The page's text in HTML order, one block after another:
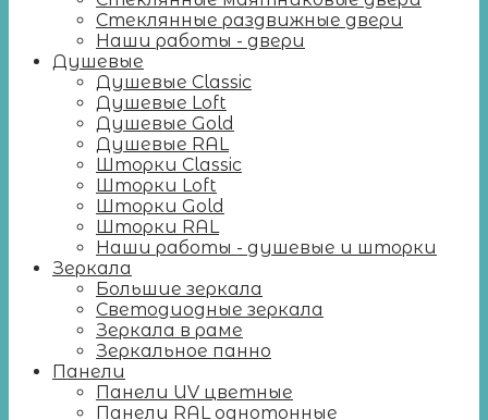
Стеклянные раздвижные двери
Наши работы - двери
Душевые
Душевые Classic
Душевые Loft
Душевые Gold
Душевые RAL
Шторки Classic
Шторки Loft
Шторки Gold
Шторки RAL
Наши работы - душевые и шторки
Зеркала
Большие зеркала
Светодиодные зеркала
Зеркала в раме
Зеркальное панно
Панели
Панели UV цветные
Панели RAL однотонные